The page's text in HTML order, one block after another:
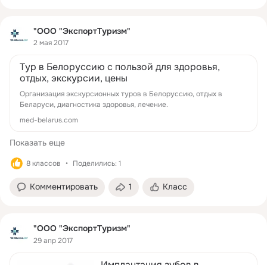
"ООО "ЭкспортТуризм"
2 мая 2017
Тур в Белоруссию с пользой для здоровья,
отдых, экскурсии, цены
Организация экскурсионных туров в Белоруссию, отдых в
Беларуси, диагностика здоровья, лечение.
med-belarus.com
Показать еще
8 классов Поделились: 1
Комментировать 1 Класс
"ООО "ЭкспортТуризм"
29 апр 2017